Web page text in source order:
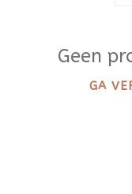
Geen
GA